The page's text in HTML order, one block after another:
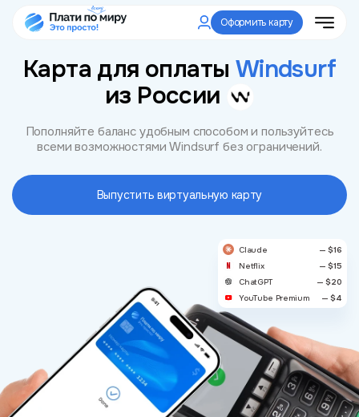
Оформить карту
Карта для оплаты Windsurf
из России
Пополняйте баланс удобным способом и пользуйтесь
всеми возможностями Windsurf без ограничений.
Выпустить виртуальную карту
Claude
— $16
Netflix
— $15
ChatGPT
— $20
YouTube Premium
— $4